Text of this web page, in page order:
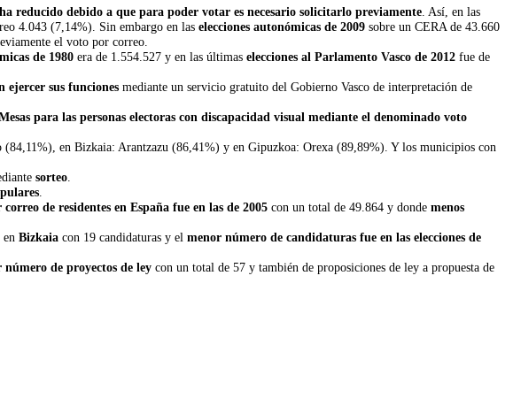
reducido debido a que para poder votar es necesario solicitarlo previamente . Así, en las
4.043 (7,14%). Sin embargo en las elecciones autonómicas de 2009 sobre un CERA de 43.660
el voto por correo.
de 1980 era de 1.554.527 y en las últimas elecciones al Parlamento Vasco de 2012 fue de
ejercer sus funciones mediante un servicio gratuito del Gobierno Vasco de interpretación de
para las personas electoras con discapacidad visual mediante el denominado voto
en Bizkaia: Arantzazu (86,41%) y en Gipuzkoa: Orexa (89,89%). Y los municipios con
sorteo
de residentes en España fue en las de 2005 con un total de 49.864 y donde menos
en Bizkaia con 19 candidaturas y el menor número de candidaturas fue en las elecciones de
de proyectos de ley con un total de 57 y también de proposiciones de ley a propuesta de